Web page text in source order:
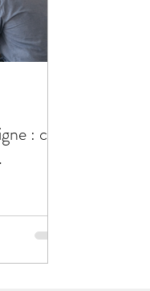
des conflits
: ce